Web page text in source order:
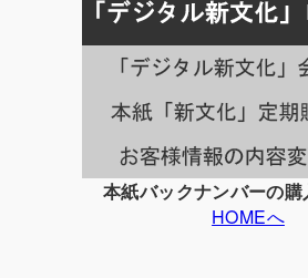
事
一
覧
本紙バックナンバーの購
HOMEへ